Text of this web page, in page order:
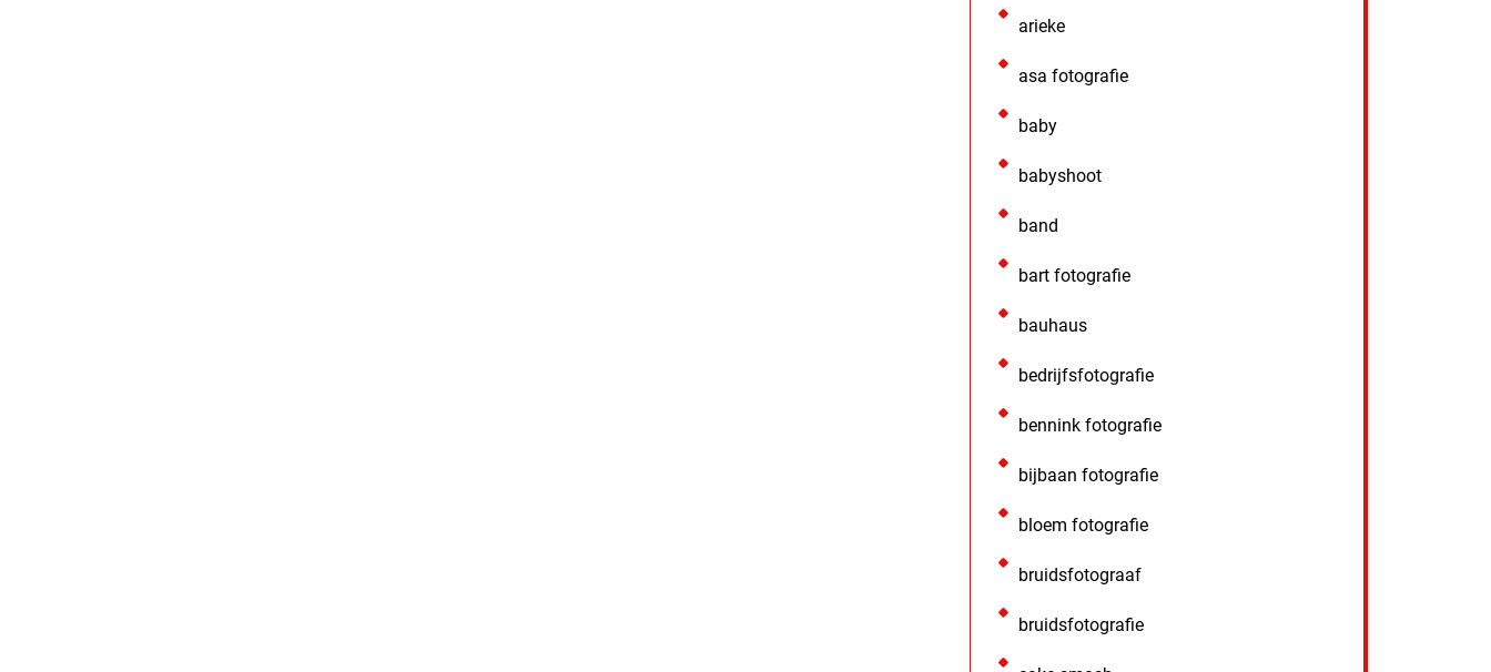
arieke
asa fotografie
baby
babyshoot
band
bart fotografie
bauhaus
bedrijfsfotografie
bennink fotografie
bijbaan fotografie
bloem fotografie
bruidsfotograaf
bruidsfotografie